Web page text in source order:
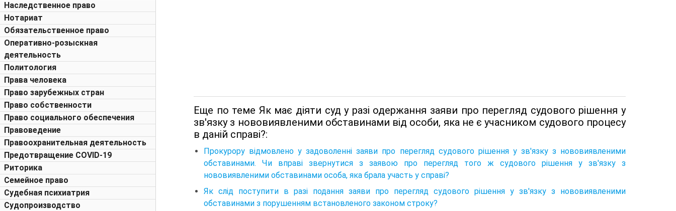
Наследственное право
Нотариат
Обязательственное право
Оперативно-розыскная
деятельность
Политология
Права человека
Право зарубежных стран
Право собственности
Право социального обеспечения
Правоведение
Правоохранительная деятельность
Предотвращение COVID-19
Риторика
Семейное право
Судебная психиатрия
Судопроизводство
Еще по теме Як має діяти суд у разі одержання заяви про перегляд судового рішення у
зв'язку з нововиявленими обставинами від особи, яка не є учасником судового процесу
в даній справі?:
Прокурору відмовлено у задоволенні заяви про перегляд судового рішення у зв'язку з нововиявленими
обставинами. Чи вправі звернутися з заявою про перегляд того ж судового рішення у зв'язку з
нововиявленими обставинами особа, яка брала участь у справі?
Як слід поступити в разі подання заяви про перегляд судового рішення у зв'язку з нововиявленими
обставинами з порушенням встановленого законом строку?